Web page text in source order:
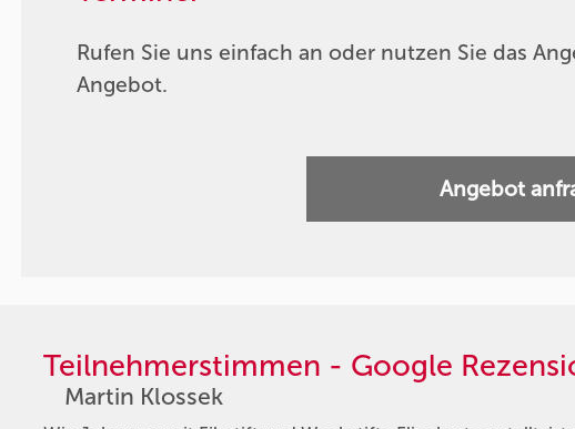
Rufen Sie uns einfach an oder nutzen Sie das
Angebot.
Angebot
Teilnehmerstimmen - Google
Martin Klossek